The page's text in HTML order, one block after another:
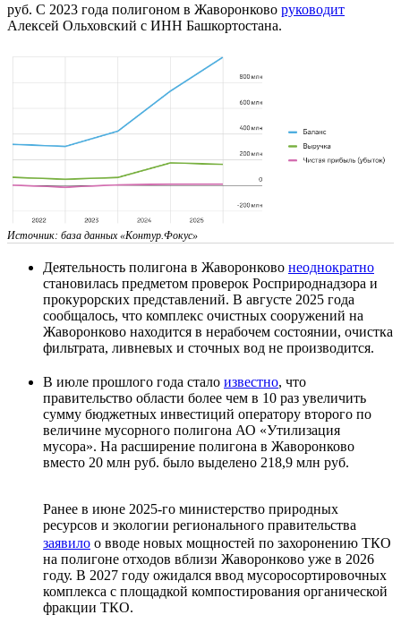
руб. С 2023 года полигоном в Жаворонково руководит
Алексей Ольховский с ИНН Башкортостана.
Источник: база данных «Контур.Фокус»
Деятельность полигона в Жаворонково неоднократно
становилась предметом проверок Росприроднадзора и
прокурорских представлений. В августе 2025 года
сообщалось, что комплекс очистных сооружений на
Жаворонково находится в нерабочем состоянии, очистка
фильтрата, ливневых и сточных вод не производится.
В июле прошлого года стало известно, что
правительство области более чем в 10 раз увеличить
сумму бюджетных инвестиций оператору второго по
величине мусорного полигона АО «Утилизация
мусора». На расширение полигона в Жаворонково
вместо 20 млн руб. было выделено 218,9 млн руб.
Ранее в июне 2025-го министерство природных
ресурсов и экологии регионального правительства
заявило о вводе новых мощностей по захоронению ТКО
на полигоне отходов вблизи Жаворонково уже в 2026
году. В 2027 году ожидался ввод мусоросортировочных
комплекса с площадкой компостирования органической
фракции ТКО.